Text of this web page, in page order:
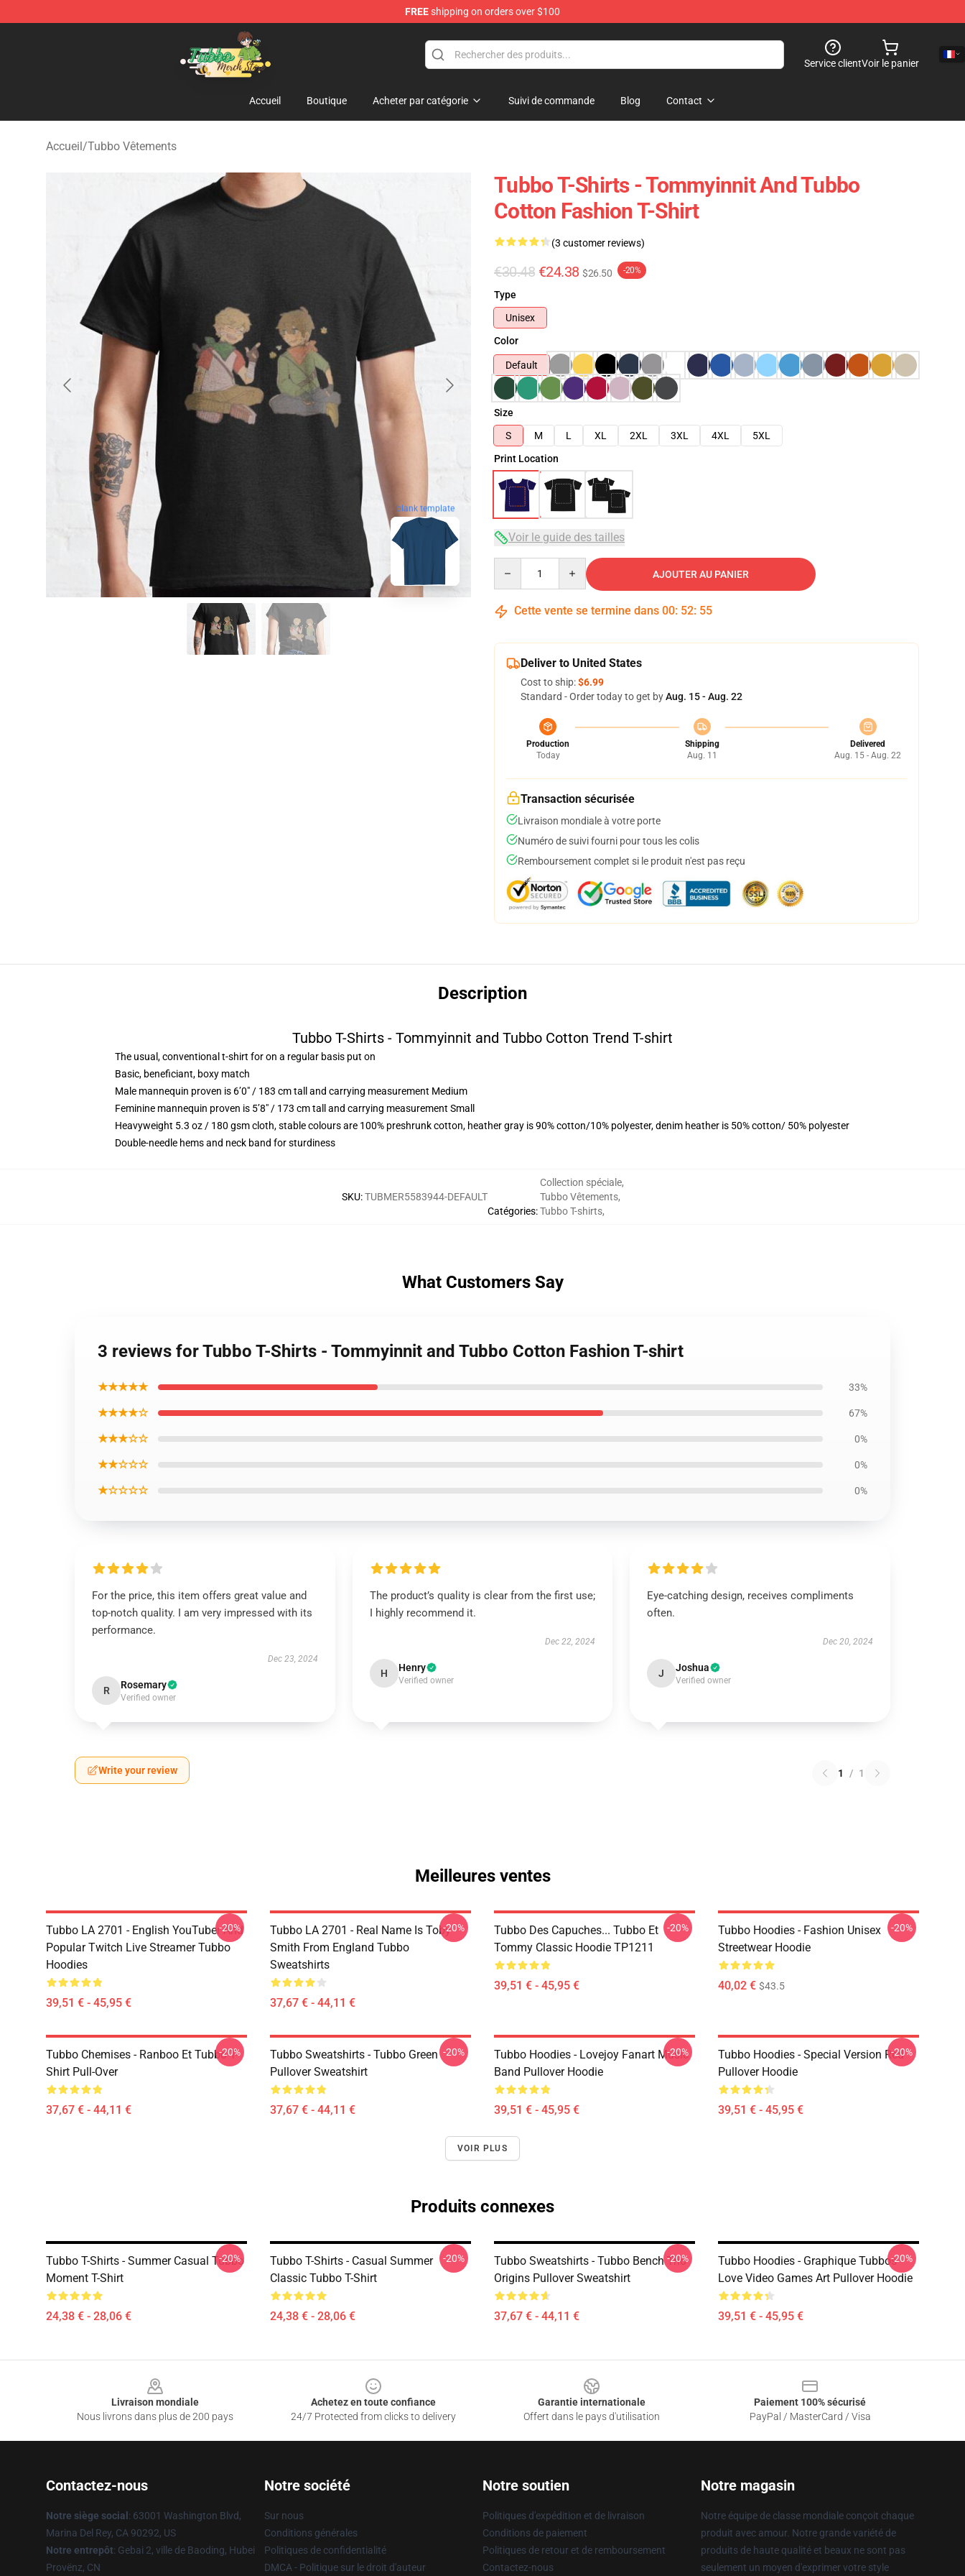
FREEshipping on orders over $100
Tubbo Store - Official Tubbo Merchandise Shop
Service clientVoir le panier
Accueil Boutique Acheter par catégorie Suivi de commande Blog Contact
Accueil/Tubbo Vêtements
blank template
Tubbo T-Shirts - Tommyinnit And Tubbo
Cotton Fashion T-Shirt
(3 customer reviews)
€30.48 €24.38 $26.50 -20%
Type
Unisex
Color
Default
Size
S
M L XL 2XL 3XL 4XL
5XL
Print Location
Voir le guide des tailles
AJOUTER AU PANIER
Cette vente se termine dans 00: 52: 54
Deliver to United States
Cost to ship:$6.99
Standard - Order today to get byAug. 15 - Aug. 22
Production
Today
Shipping
Aug. 11
Delivered
Aug. 15 - Aug. 22
Transaction sécurisée
Livraison mondiale à votre porte
Numéro de suivi fourni pour tous les colis
Remboursement complet si le produit n'est pas reçu
Description
Tubbo T-Shirts - Tommyinnit and Tubbo Cotton Trend T-shirt
The usual, conventional t-shirt for on a regular basis put on
Basic, beneficiant, boxy match
Male mannequin proven is 6’0″ / 183 cm tall and carrying measurement Medium
Feminine mannequin proven is 5’8″ / 173 cm tall and carrying measurement Small
Heavyweight 5.3 oz / 180 gsm cloth, stable colours are 100% preshrunk cotton, heather gray is 90% cotton/10% polyester, denim heather is 50% cotton/ 50% polyester
Double-needle hems and neck band for sturdiness
SKU:TUBMER5583944-DEFAULT
Catégories:
Collection spéciale,
Tubbo Vêtements,
Tubbo T-shirts,
What Customers Say
3 reviews for Tubbo T-Shirts - Tommyinnit and Tubbo Cotton Fashion T-shirt
★★★★★ 33%
★★★★☆ 67%
★★★☆☆ 0%
★★☆☆☆ 0%
★☆☆☆☆ 0%
For the price, this item offers great value and
top-notch quality. I am very impressed with its
performance.
Dec 23, 2024
R Rosemary
Verified owner
The product’s quality is clear from the first use;
I highly recommend it.
Dec 22, 2024
H Henry
Verified owner
Eye-catching design, receives compliments
often.
Dec 20, 2024
J Joshua
Verified owner
Write your review 1 / 1
Meilleures ventes
Tubbo LA 2701 - English YouTuber And
Popular Twitch Live Streamer Tubbo
Hoodies
39,51 € - 45,95 €
-20%
Tubbo LA 2701 - Real Name Is Toby
Smith From England Tubbo
Sweatshirts
37,67 € - 44,11 €
-20%
Tubbo Des Capuches... Tubbo Et
Tommy Classic Hoodie TP1211
39,51 € - 45,95 €
-20%
Tubbo Hoodies - Fashion Unisex
Streetwear Hoodie
40,02 € $43.5
-20%
Tubbo Chemises - Ranboo Et Tubbo T-
Shirt Pull-Over
37,67 € - 44,11 €
-20%
Tubbo Sweatshirts - Tubbo Green
Pullover Sweatshirt
37,67 € - 44,11 €
-20%
Tubbo Hoodies - Lovejoy Fanart Music
Band Pullover Hoodie
39,51 € - 45,95 €
-20%
Tubbo Hoodies - Special Version Red
Pullover Hoodie
39,51 € - 45,95 €
-20%
VOIR PLUS
Produits connexes
Tubbo T-Shirts - Summer Casual Tubbo
Moment T-Shirt
24,38 € - 28,06 €
-20%
Tubbo T-Shirts - Casual Summer
Classic Tubbo T-Shirt
24,38 € - 28,06 €
-20%
Tubbo Sweatshirts - Tubbo Bench Trio
Origins Pullover Sweatshirt
37,67 € - 44,11 €
-20%
Tubbo Hoodies - Graphique Tubbos
Love Video Games Art Pullover Hoodie
39,51 € - 45,95 €
-20%
Livraison mondiale
Nous livrons dans plus de 200 pays
Achetez en toute confiance
24/7 Protected from clicks to delivery
Garantie internationale
Offert dans le pays d'utilisation
Paiement 100% sécurisé
PayPal / MasterCard / Visa
Contactez-nous
Notre siège social : 63001 Washington Blvd,
Marina Del Rey, CA 90292, US
Notre entrepôt: Gebai 2, ville de Baoding, Hubei
Provënz, CN
Notre société
Sur nous
Conditions générales
Politiques de confidentialité
DMCA - Politique sur le droit d'auteur
Notre soutien
Politiques d'expédition et de livraison
Conditions de paiement
Politiques de retour et de remboursement
Contactez-nous
Notre magasin
Notre équipe de classe mondiale conçoit chaque
produit avec amour. Notre grande variété de
produits de haute qualité et beaux ne sont pas
seulement un moyen d'exprimer votre style